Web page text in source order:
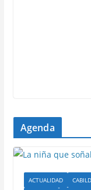
Agenda
ACTUALIDAD